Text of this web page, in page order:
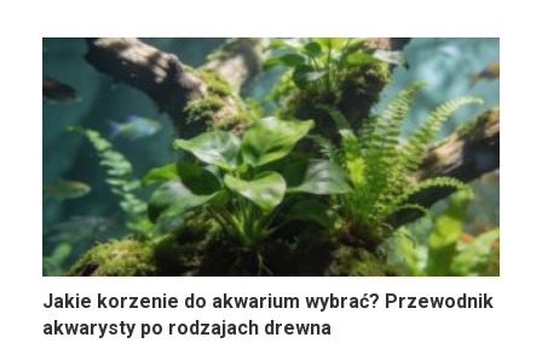
Jakie korzenie do akwarium wybrać? Przewodnik
akwarysty po rodzajach drewna